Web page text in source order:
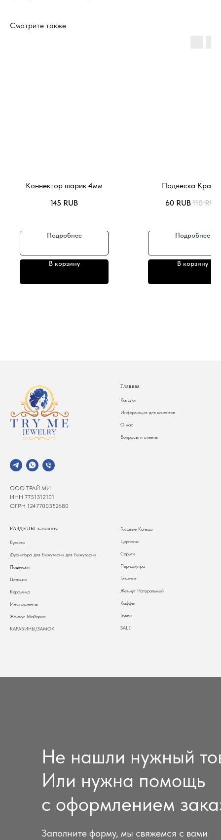
Смотрите также
Коннектор шарик 4мм
145 RUB
Подробнее
В корзину
Подвеска
60 RUB110 RUB
Подробнее
В корзину
ООО ТРАЙ МИ
ИНН 7751312101
ОГРН 1247700352680
Главная
Каталог
Информация для клиентов
О нас
Вопросы и ответы
РАЗДЕЛЫ каталога
Бусины
Фурнитура для Бижутерии для Бижутерии
Подвески
Цепочки
Керамика
Инструменты
Жемчуг Майорка
КАРАБИНЫ/ЗАМОК
Готовые Кольца
Цирконы
Серьги
Перламутра
Гематит
Жемчуг Натуральный
Каффы
Буквы
SALE
Не нашли нужный
Или нужна помощь
с оформлением
Заполните форму, мы свяжемся с вами